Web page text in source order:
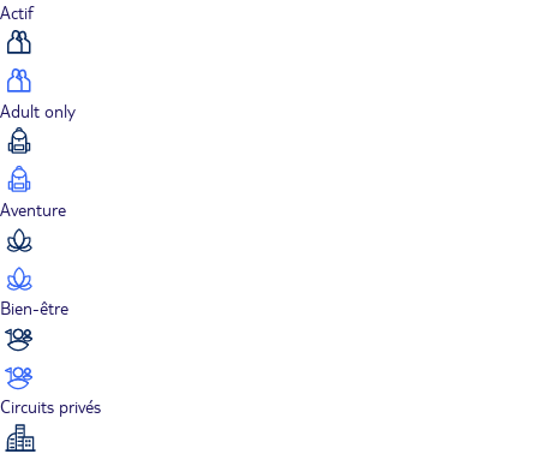
Actif
Adult only
Aventure
Bien-être
Circuits privés